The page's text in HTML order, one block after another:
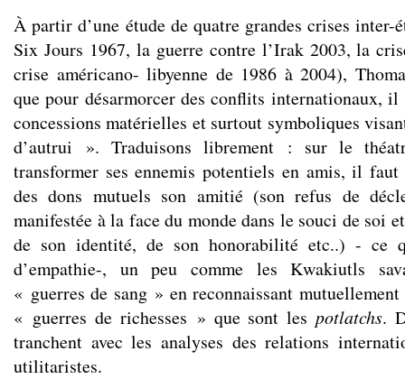
À partir d’une étude de quatre grandes crises inter-
Six Jours 1967, la guerre contre l’Irak 2003, la
crise américano- libyenne de 1986 à 2004),
que pour désarmorcer des conflits internationaux,
concessions matérielles et surtout symboliques
d’autrui ». Traduisons librement : sur le
transformer ses ennemis potentiels en amis, il
des dons mutuels son amitié (son refus de
manifestée à la face du monde dans le souci de soi
de son identité, de son honorabilité etc..) - ce
d’empathie-, un peu comme les Kwakiutls
« guerres de sang » en reconnaissant
« guerres de richesses » que sont lespotlatchs.
tranchent avec les analyses des relations
utilitaristes.